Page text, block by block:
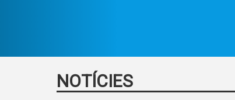
NOTÍCIES